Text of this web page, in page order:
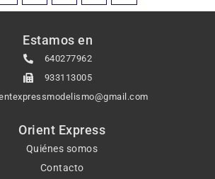
Estamos en
640277962
933113005
Orient Express
Quiénes somos
Contacto